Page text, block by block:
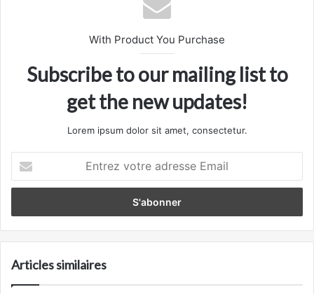
With Product You Purchase
Subscribe to our mailing list to
get the new updates!
Lorem ipsum dolor sit amet, consectetur.
votre
adresse
Articles similaires